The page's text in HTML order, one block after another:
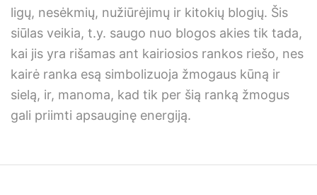
ligų, nesėkmių, nužiūrėjimų ir kitokių blogių. Šis
siūlas veikia, t.y. saugo nuo blogos akies tik tada,
kai jis yra rišamas ant kairiosios rankos riešo, nes
kairė ranka esą simbolizuoja žmogaus kūną ir
sielą, ir, manoma, kad tik per šią ranką žmogus
gali priimti apsauginę energiją.